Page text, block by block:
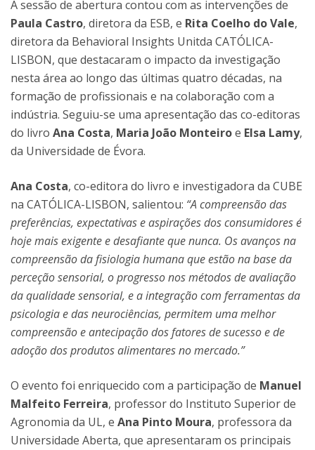
A sessão de abertura contou com as intervenções de
Paula Castro, diretora da ESB, e Rita Coelho do Vale,
diretora da Behavioral Insights Unitda CATÓLICA-
LISBON, que destacaram o impacto da investigação
nesta área ao longo das últimas quatro décadas, na
formação de profissionais e na colaboração com a
indústria. Seguiu-se uma apresentação das co-editoras
do livro Ana Costa, Maria João Monteiroe Elsa Lamy,
da Universidade de Évora.
Ana Costa, co-editora do livro e investigadora da CUBE
na CATÓLICA-LISBON, salientou: “A compreensão das
preferências, expectativas e aspirações dos consumidores é
hoje mais exigente e desafiante que nunca. Os avanços na
compreensão da fisiologia humana que estão na base da
perceção sensorial, o progresso nos métodos de avaliação
da qualidade sensorial, e a integração com ferramentas da
psicologia e das neurociências, permitem uma melhor
compreensão e antecipação dos fatores de sucesso e de
adoção dos produtos alimentares no mercado.”
O evento foi enriquecido com a participação de Manuel
Malfeito Ferreira, professor do Instituto Superior de
Agronomia da UL, e Ana Pinto Moura, professora da
Universidade Aberta, que apresentaram os principais